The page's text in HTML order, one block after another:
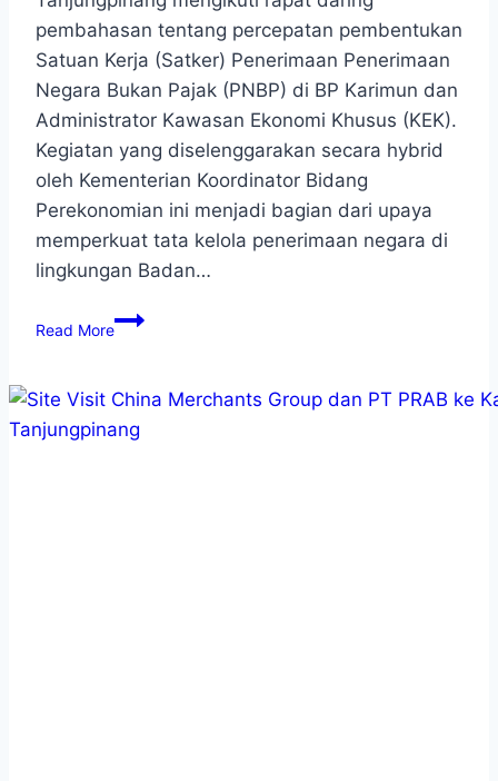
pembahasan tentang percepatan pembentukan
Satuan Kerja (Satker) Penerimaan Penerimaan
Negara Bukan Pajak (PNBP) di BP Karimun dan
Administrator Kawasan Ekonomi Khusus (KEK).
Kegiatan yang diselenggarakan secara hybrid
oleh Kementerian Koordinator Bidang
Perekonomian ini menjadi bagian dari upaya
memperkuat tata kelola penerimaan negara di
lingkungan Badan…
Read More